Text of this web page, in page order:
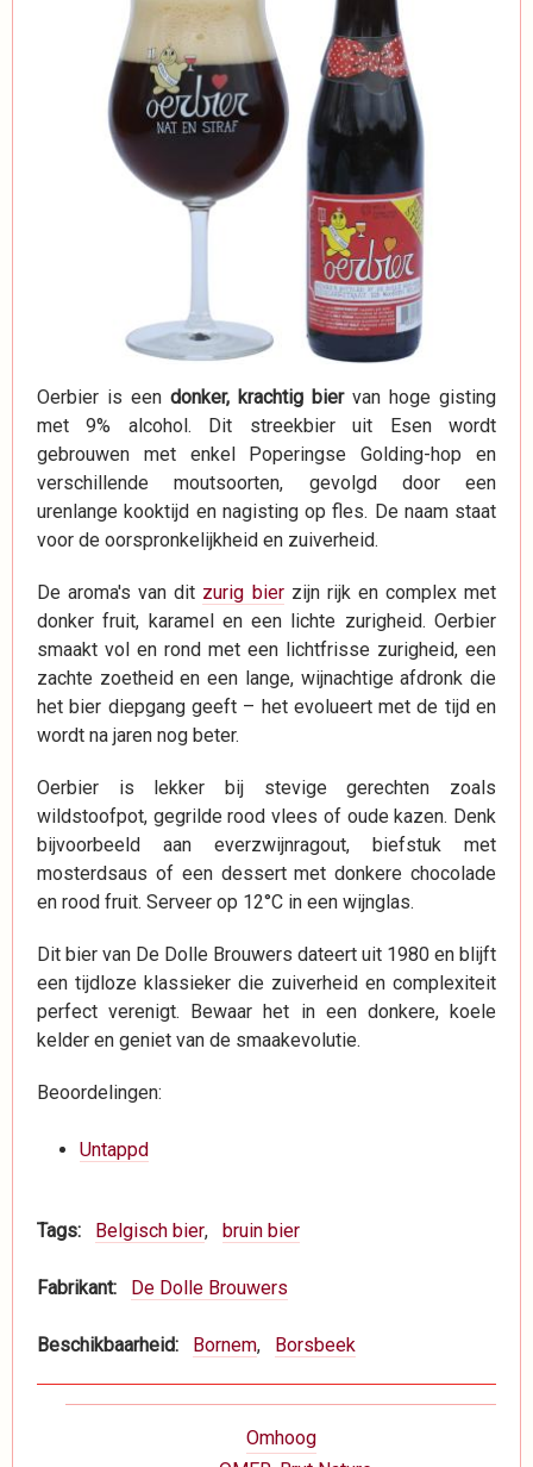
Oerbier is een donker, krachtig biervan hoge gisting
met 9% alcohol. Dit streekbier uit Esen wordt
gebrouwen met enkel Poperingse Golding-hop en
verschillende moutsoorten, gevolgd door een
urenlange kooktijd en nagisting op fles. De naam staat
voor de oorspronkelijkheid en zuiverheid.
De aroma's van dit zurig bierzijn rijk en complex met
donker fruit, karamel en een lichte zurigheid. Oerbier
smaakt vol en rond met een lichtfrisse zurigheid, een
zachte zoetheid en een lange, wijnachtige afdronk die
het bier diepgang geeft – het evolueert met de tijd en
wordt na jaren nog beter.
Oerbier is lekker bij stevige gerechten zoals
wildstoofpot, gegrilde rood vlees of oude kazen. Denk
bijvoorbeeld aan everzwijnragout, biefstuk met
mosterdsaus of een dessert met donkere chocolade
en rood fruit. Serveer op 12°C in een wijnglas.
Dit bier van De Dolle Brouwers dateert uit 1980 en blijft
een tijdloze klassieker die zuiverheid en complexiteit
perfect verenigt. Bewaar het in een donkere, koele
kelder en geniet van de smaakevolutie.
Beoordelingen:
Untappd
Tags Belgisch bier bruin bier
Fabrikant De Dolle Brouwers
Beschikbaarheid Bornem Borsbeek
Omhoog